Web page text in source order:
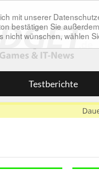
mit unserer
bestätigen Sie
nicht wünschen, wählen
Testberichte